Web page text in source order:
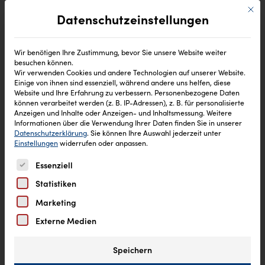
Mit
Datenschutzeinstellungen
Wir benötigen Ihre Zustimmung, bevor Sie unsere Website weiter
besuchen können.
Wir verwenden Cookies und andere Technologien auf unserer Website.
Einige von ihnen sind essenziell, während andere uns helfen, diese
Website und Ihre Erfahrung zu verbessern. Personenbezogene Daten
können verarbeitet werden (z. B. IP-Adressen), z. B. für personalisierte
Anzeigen und Inhalte oder Anzeigen- und Inhaltsmessung. Weitere
Informationen über die Verwendung Ihrer Daten finden Sie in unserer
Datenschutzerklärung. Sie können Ihre Auswahl jederzeit unter
Einstellungenwiderrufen oder anpassen.
Es folgt eine Liste der Service-Gruppen, für die eine
Essenziell
Statistiken
Marketing
Externe Medien
Speichern